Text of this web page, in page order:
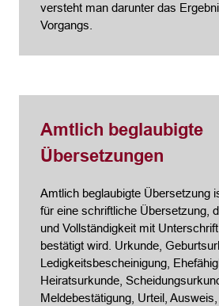
versteht man darunter das
Vorgangs.
Amtlich beglaubigte
Übersetzungen
Amtlich beglaubigte Übersetzung
für eine schriftliche Übersetzung,
und Vollständigkeit mit
bestätigt wird. Urkunde,
Ledigkeitsbescheinigung,
Heiratsurkunde,
Meldebestätigung, Urteil,